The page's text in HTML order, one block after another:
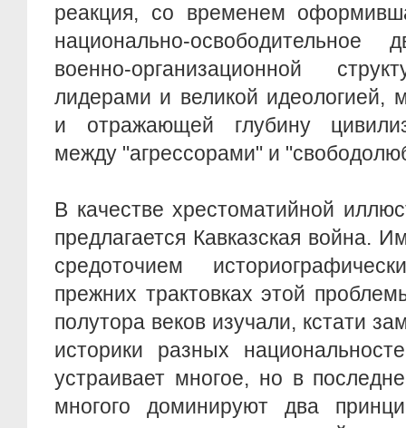
реакция, со временем
национально-
военно-организационной
лидерами и великой идеологией,
и отражающей глубину
между "агрессорами" и
В качестве хрестоматийной
предлагается Кавказская война.
средоточием
прежних трактовках этой
полутора веков изучали, кстати
историки разных
устраивает многое, но в
многого доминируют два